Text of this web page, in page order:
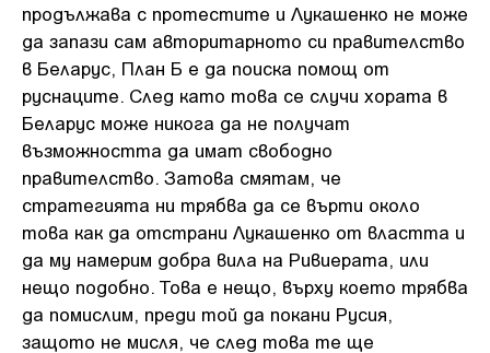
продължава с протестите и Лукашенко не може
да запази сам авторитарното си правителство
в Беларус, План Б е да поиска помощ от
руснаците. След като това се случи хората в
Беларус може никога да не получат
възможността да имат свободно
правителство. Затова смятам, че
стратегията ни трябва да се върти около
това как да отстрани Лукашенко от властта и
да му намерим добра вила на Ривиерата, или
нещо подобно. Това е нещо, върху което трябва
да помислим, преди той да покани Русия,
защото не мисля, че след това те ще